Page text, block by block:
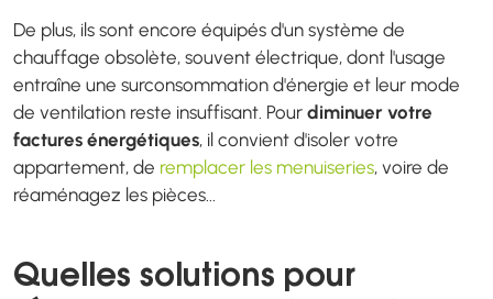
De plus, ils sont encore équipés d'un système de
chauffage obsolète, souvent électrique, dont l'usage
entraîne une surconsommation d'énergie et leur mode
de ventilation reste insuffisant. Pour diminuer votre
factures énergétiques, il convient d'isoler votre
appartement, de remplacer les menuiseries, voire de
réaménagez les pièces...
Quelles solutions pour